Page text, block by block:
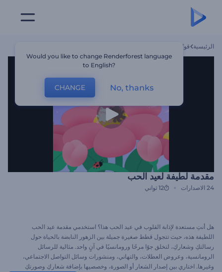
الرئيسية قوالب
مقدمة لطيفة لعيد الحب
24 الاصدارات 12 ثواني
هل أنتِ مستعدة لإذابة القلوب في عيد الحب هذا؟ استخدمي مقدمة عيد الحب
اللطيفة هذه، حيث تتجول قطط صغيرة جميلة بين الزهور النابضة بالحياة حول
رسالتكِ وشعاركِ، لتخلق جوًا مرحًا ورومانسيًا في آنٍ واحد. مثالية للرسائل
الرومانسية، وعروض العطلات، والتهاني، ومنشورات وسائل التواصل الاجتماعي،
وغيرها. اختاري بين إصدار الشعار أو الصورة، وخصصيها بإضافة شعاركِ وصورتكِ
Would you like to change Renderforest language
to English?
CHANGE No, thanks